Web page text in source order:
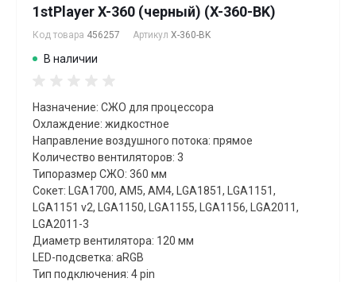
1stPlayer X-360 (черный) (X-360-BK)
Код товара 456257 Артикул X-360-BK
В наличии
Назначение: СЖО для процессора
Охлаждение: жидкостное
Направление воздушного потока: прямое
Количество вентиляторов: 3
Типоразмер СЖО: 360 мм
Сокет: LGA1700, AM5, AM4, LGA1851, LGA1151,
LGA1151 v2, LGA1150, LGA1155, LGA1156, LGA2011,
LGA2011-3
Диаметр вентилятора: 120 мм
LED-подсветка: aRGB
Тип подключения: 4 pin